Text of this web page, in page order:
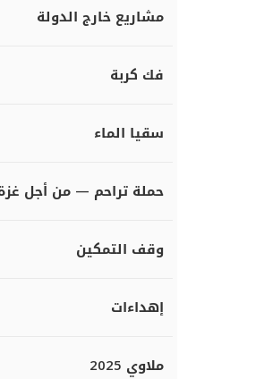
مشاريع خارج الدولة
فك كربة
سقيا الماء
حملة تراحم — من أجل
وقف التمكين
إهداءات
ملاوي 2025